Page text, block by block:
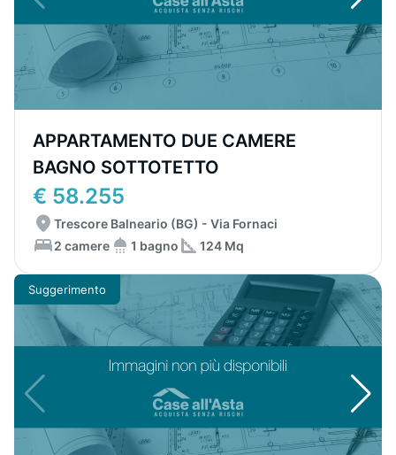
APPARTAMENTO DUE CAMERE
BAGNO SOTTOTETTO
€ 58.255
Trescore Balneario (BG) - Via Fornaci
2 camere
1 bagno 124 Mq
Suggerimento